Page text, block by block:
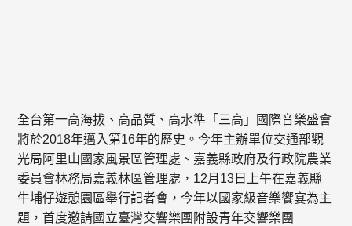
全台第一高海拔、高品質、高水準「三高」國際音樂盛會
將於2018年邁入第16年的歷史。今年主辦單位交通部觀
光局阿里山國家風景區管理處、嘉義縣政府及行政院農業
委員會林務局嘉義林區管理處，12月13日上午在嘉義縣
牛埔仔遊憩園區舉行記者會，今年以國家級音樂饗宴為主
題，首度邀請國立臺灣交響樂團附設青年交響樂團